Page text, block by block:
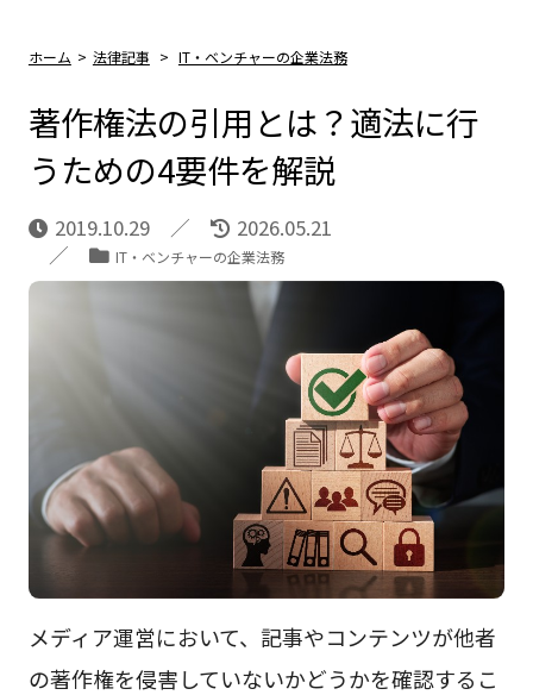
ホーム > 法律記事 > IT・ベンチャーの企業法務
著作権法の引用とは？適法に行
うための4要件を解説
2019.10.29 2026.05.21
IT・ベンチャーの企業法務
メディア運営において、記事やコンテンツが他者
の著作権を侵害していないかどうかを確認するこ